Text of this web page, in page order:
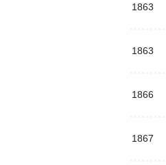
1863
1863
1866
1867